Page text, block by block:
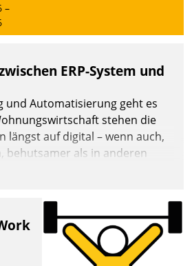
–
ERP-System und
und Automatisierung geht es
stehen die
längst auf digital – wenn auch,
behutsamer als in anderen